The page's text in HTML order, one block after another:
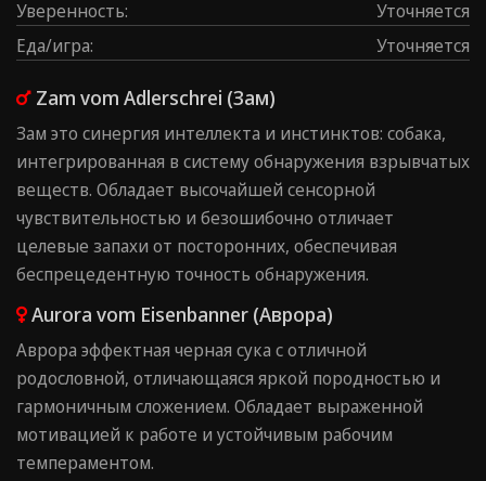
Уверенность:
Уточняется
Еда/игра: Уточняется
Zam vom Adlerschrei (Зам)
Зам это синергия интеллекта и инстинктов: собака,
интегрированная в систему обнаружения взрывчатых
веществ. Обладает высочайшей сенсорной
чувствительностью и безошибочно отличает
целевые запахи от посторонних, обеспечивая
беспрецедентную точность обнаружения.
Aurora vom Eisenbanner (Аврора)
Аврора эффектная черная сука с отличной
родословной, отличающаяся яркой породностью и
гармоничным сложением. Обладает выраженной
мотивацией к работе и устойчивым рабочим
темпераментом.